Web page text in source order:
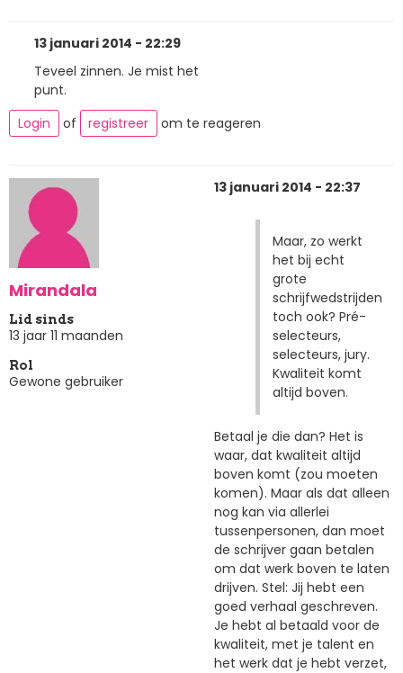
13 januari 2014 - 22:29
Teveel zinnen. Je mist het
punt.
Login
of registreer om te reageren
Mirandala
Lid sinds
13 jaar 11 maanden
Rol
Gewone gebruiker
13 januari 2014 - 22:37
Maar, zo werkt
het bij echt
grote
schrijfwedstrijden
toch ook? Pré-
selecteurs,
selecteurs, jury.
Kwaliteit komt
altijd boven.
Betaal je die dan? Het is
waar, dat kwaliteit altijd
boven komt (zou moeten
komen). Maar als dat alleen
nog kan via allerlei
tussenpersonen, dan moet
de schrijver gaan betalen
om dat werk boven te laten
drijven. Stel: Jij hebt een
goed verhaal geschreven.
Je hebt al betaald voor de
kwaliteit, met je talent en
het werk dat je hebt verzet,